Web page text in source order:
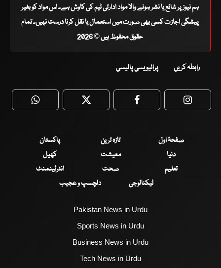
ہم نیوز پر شائع یا نشر ہونے والا مواد ادارتی ٹیم کی کاوش ہے۔ اس مواد کو بغیر
پیشگی اجازت کسی بھی صورت میں استعمال یا نقل کرنا درست نہیں۔ تمام
حقوق محفوظ ہیں © 2026
رابطہ کریں پرائیویسی پالیسی
WhatsApp Twitter Facebook
صفحۂ اول تازہ ترین
پاکستان
دنیا
معیشت
کھیل
تعلیم
صحت
انٹرٹینمنٹ
ٹیکنالوجی
دلچسپ و عجیب
Pakistan News in Urdu
Sports News in Urdu
Business News in Urdu
Tech News in Urdu